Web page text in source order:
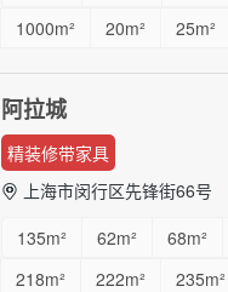
1000m²
20m² 25m²
阿拉城
精装修带家具
上海市闵行区先锋街66号
135m²
62m² 68m²
218m²
222m² 235m²